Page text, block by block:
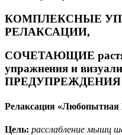
КОМПЛЕКСНЫЕ
РЕЛАКСАЦИИ,
СОЧЕТАЮЩИЕ
упражнения и
Релаксация «Любопытная
Цель: расслабление мышц